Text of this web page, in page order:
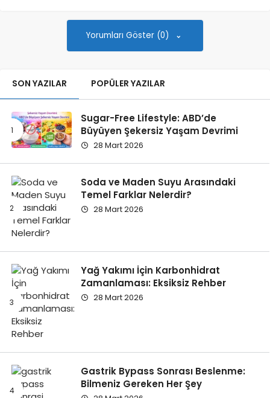
Yorumları Göster (0)
SON YAZILAR POPÜLER YAZILAR
Sugar-Free Lifestyle: ABD’de
Büyüyen Şekersiz Yaşam Devrimi
28 Mart 2026
Soda ve Maden Suyu Arasındaki
Temel Farklar Nelerdir?
28 Mart 2026
Yağ Yakımı İçin Karbonhidrat
Zamanlaması: Eksiksiz Rehber
28 Mart 2026
Gastrik Bypass Sonrası Beslenme:
Bilmeniz Gereken Her Şey